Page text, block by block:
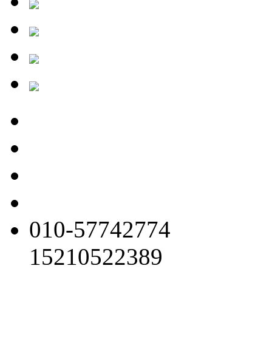
010-57742774
15210522389